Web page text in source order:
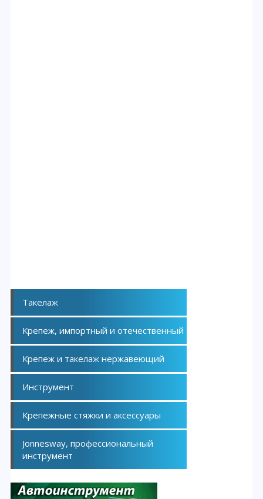
Такелаж
Крепеж, импортный и отечественный
Крепеж и такелаж нержавеющий
Инструмент
Крепежные стяжки и аксессуары
Jonnesway, профессиональный
инструмент